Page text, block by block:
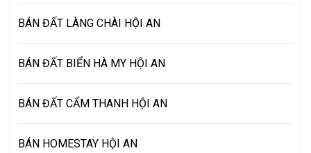
BÁN ĐẤT LÀNG CHÀI HỘI AN
BÁN ĐẤT BIỂN HÀ MY HỘI AN
BÁN ĐẤT CẨM THANH HỘI AN
BÁN HOMESTAY HỘI AN